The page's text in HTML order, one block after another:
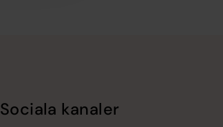
Sociala kanaler